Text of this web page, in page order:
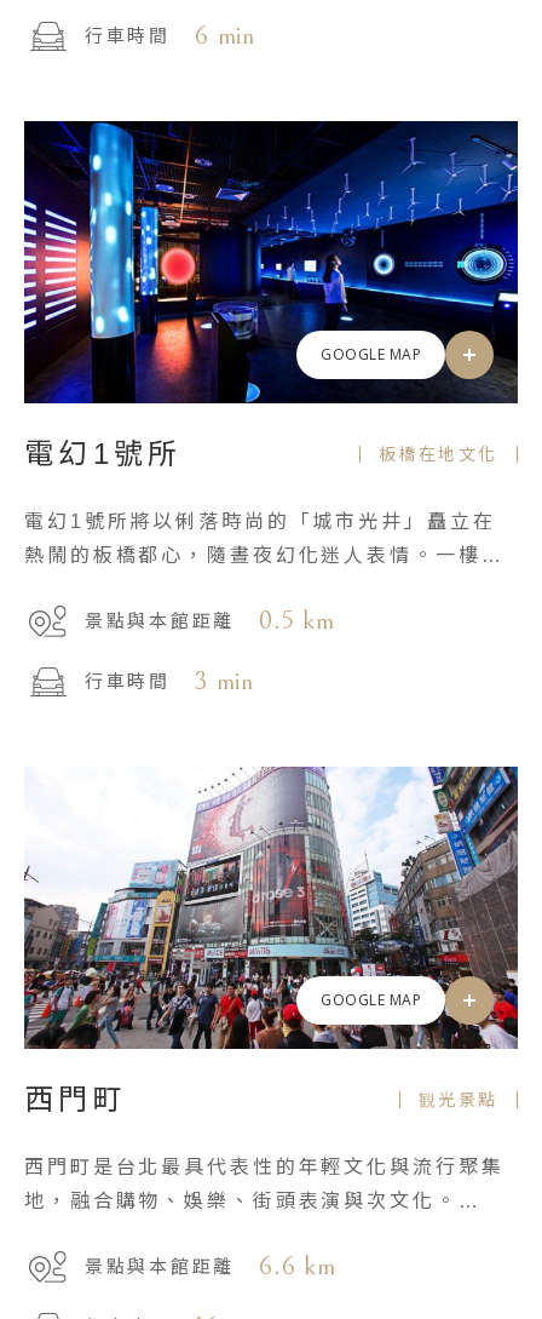
行車時間 6 min
GOOGLE MAP
電幻1號所 板橋在地文化
電幻1號所將以俐落時尚的「城市光井」矗立在
熱鬧的板橋都心，隨晝夜幻化迷人表情。一樓占
用需求。景點與本館距離 0.5 km
行車時間 3 min
GOOGLE MAP
西門町 観光景點
西門町是台北最具代表性的年輕文化與流行聚集
地，融合購物、娛樂、街頭表演與次文化。
今，展現新舊交融的城市魅力。
景點與本館距離 6.6 km